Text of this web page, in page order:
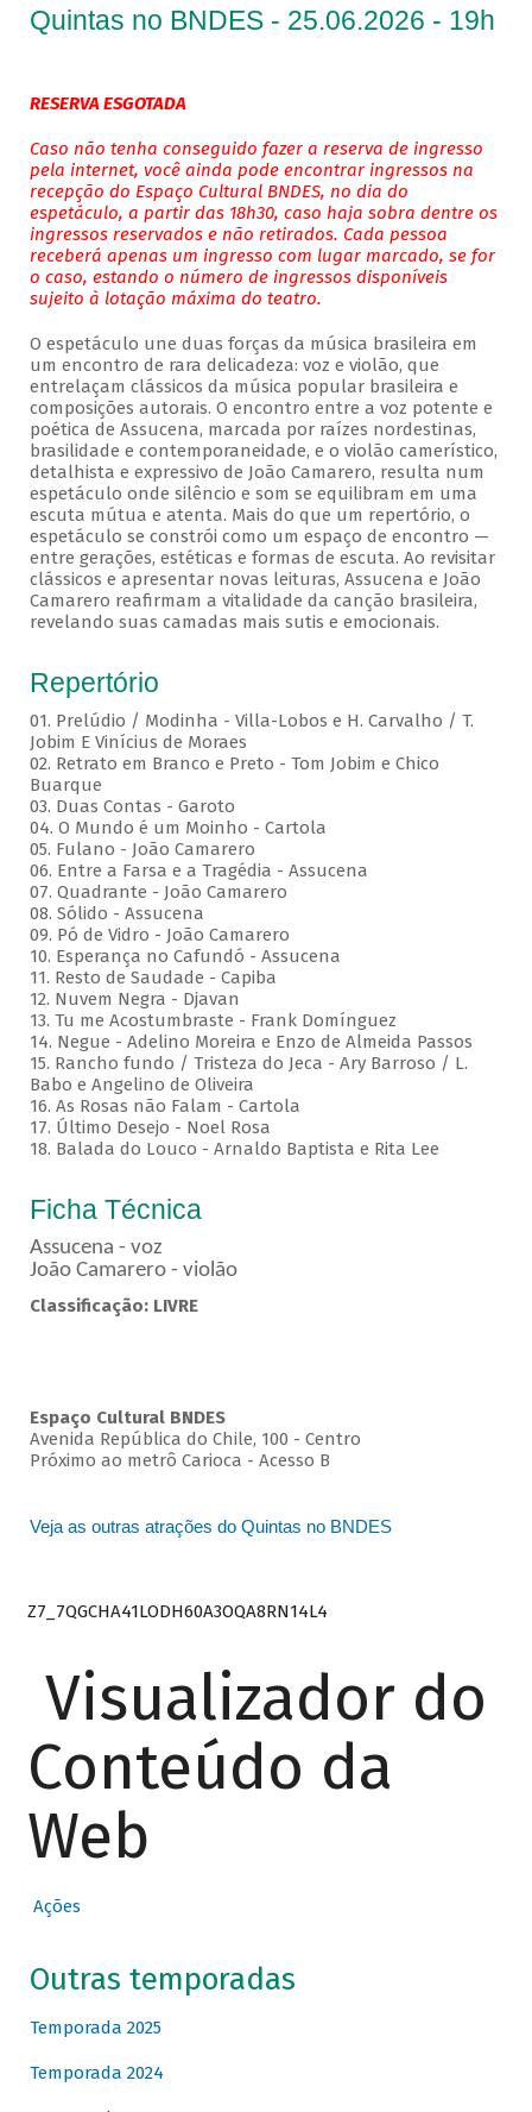
Quintas no BNDES - 25.06.2026 - 19h
RESERVA ESGOTADA
Caso não tenha conseguido fazer a reserva de ingresso
pela internet, você ainda pode encontrar ingressos na
recepção do Espaço Cultural BNDES, no dia do
espetáculo, a partir das 18h30, caso haja sobra dentre os
ingressos reservados e não retirados. Cada pessoa
receberá apenas um ingresso com lugar marcado, se for
o caso, estando o número de ingressos disponíveis
sujeito à lotação máxima do teatro.
O espetáculo une duas forças da música brasileira em
um encontro de rara delicadeza: voz e violão, que
entrelaçam clássicos da música popular brasileira e
composições autorais. O encontro entre a voz potente e
poética de Assucena, marcada por raízes nordestinas,
brasilidade e contemporaneidade, e o violão camerístico,
detalhista e expressivo de João Camarero, resulta num
espetáculo onde silêncio e som se equilibram em uma
escuta mútua e atenta. Mais do que um repertório, o
espetáculo se constrói como um espaço de encontro —
entre gerações, estéticas e formas de escuta. Ao revisitar
clássicos e apresentar novas leituras, Assucena e João
Camarero reafirmam a vitalidade da canção brasileira,
revelando suas camadas mais sutis e emocionais.
Repertório
01. Prelúdio / Modinha - Villa-Lobos e H. Carvalho / T.
Jobim E Vinícius de Moraes
02. Retrato em Branco e Preto - Tom Jobim e Chico
Buarque
03. Duas Contas - Garoto
04. O Mundo é um Moinho - Cartola
05. Fulano - João Camarero
06. Entre a Farsa e a Tragédia - Assucena
07. Quadrante - João Camarero
08. Sólido - Assucena
09. Pó de Vidro - João Camarero
10. Esperança no Cafundó - Assucena
11. Resto de Saudade - Capiba
12. Nuvem Negra - Djavan
13. Tu me Acostumbraste - Frank Domínguez
14. Negue - Adelino Moreira e Enzo de Almeida Passos
15. Rancho fundo / Tristeza do Jeca - Ary Barroso / L.
Babo e Angelino de Oliveira
16. As Rosas não Falam - Cartola
17. Último Desejo - Noel Rosa
18. Balada do Louco - Arnaldo Baptista e Rita Lee
Ficha Técnica
Assucena - voz
João Camarero - violão
Classificação: LIVRE
Espaço Cultural BNDES
Avenida República do Chile, 100 - Centro
Próximo ao metrô Carioca - Acesso B
Veja as outras atrações do Quintas no BNDES
Z7_7QGCHA41LODH60A3OQA8RN14L4
Visualizador do
Conteúdo da
Web
Ações
Outras temporadas
Temporada 2025
Temporada 2024